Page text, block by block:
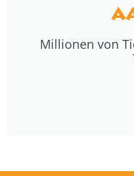
Millionen von